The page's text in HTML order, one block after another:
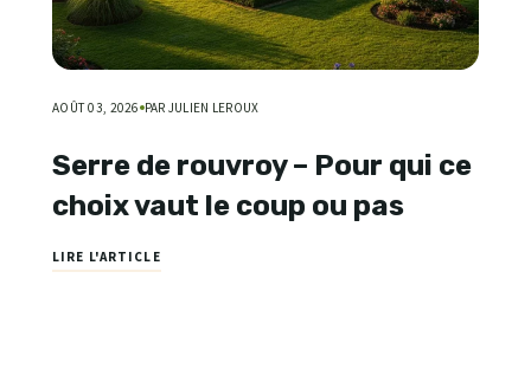
AOÛT 03, 2026 PAR JULIEN LEROUX
Serre de rouvroy – Pour qui ce
choix vaut le coup ou pas
LIRE L'ARTICLE